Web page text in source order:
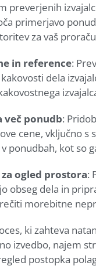
preverjenih
primerjavo
za vaš
in reference:
dela
več ponudb:
cene, vključno s
ponudbah, kot so
ogled prostora:
obseg dela in
morebitne
ki zahteva
izvedbo, najem
postopka